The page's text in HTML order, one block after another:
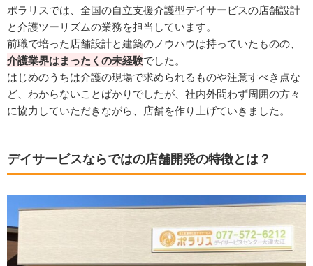
ポラリスでは、全国の自立支援介護型デイサービスの店舗設計
と介護ツーリズムの業務を担当しています。
前職で培った店舗設計と建築のノウハウは持っていたものの、
介護業界はまったくの未経験でした。
はじめのうちは介護の現場で求められるものや注意すべき点な
ど、わからないことばかりでしたが、社内外問わず周囲の方々
に協力していただきながら、店舗を作り上げていきました。
デイサービスならではの店舗開発の特徴とは？